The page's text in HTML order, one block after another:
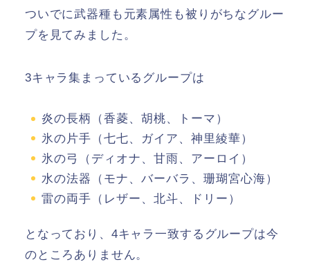
ついでに武器種も元素属性も被りがちなグルー
プを見てみました。
3キャラ集まっているグループは
炎の長柄（香菱、胡桃、トーマ）
氷の片手（七七、ガイア、神里綾華）
氷の弓（ディオナ、甘雨、アーロイ）
水の法器（モナ、バーバラ、珊瑚宮心海）
雷の両手（レザー、北斗、ドリー）
となっており、4キャラ一致するグループは今
のところありません。